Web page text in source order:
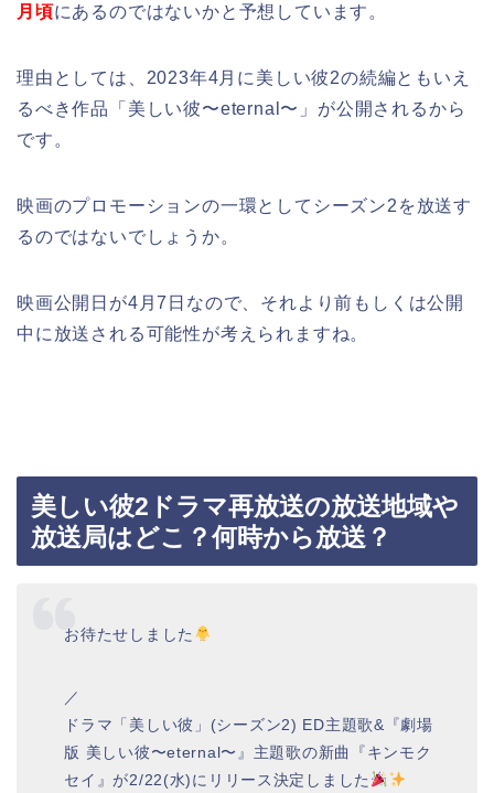
月頃にあるのではないかと予想しています。
理由としては、2023年4月に美しい彼2の続編ともいえ
るべき作品「美しい彼〜eternal〜」が公開されるから
です。
映画のプロモーションの一環としてシーズン2を放送す
るのではないでしょうか。
映画公開日が4月7日なので、それより前もしくは公開
中に放送される可能性が考えられますね。
美しい彼2ドラマ再放送の放送地域や
放送局はどこ？何時から放送？
お待たせしました
／
ドラマ「美しい彼」(シーズン2) ED主題歌&『劇場
版 美しい彼〜eternal〜』主題歌の新曲『キンモク
セイ』が2/22(水)にリリース決定しました